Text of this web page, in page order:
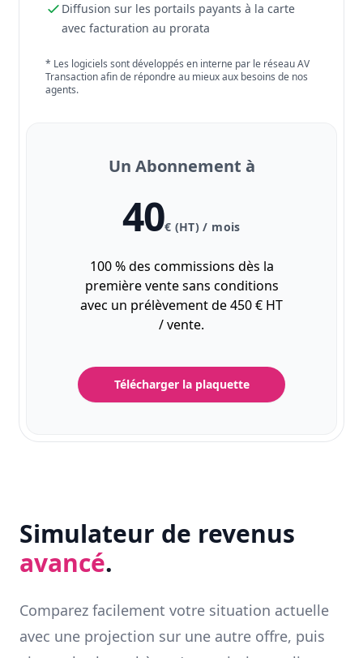
Diffusion sur les portails payants à la carte
avec facturation au prorata
* Les logiciels sont développés en interne par le réseau AV
Transaction afin de répondre au mieux aux besoins de nos
agents.
Un Abonnement à
40€ (HT) / mois
100 % des commissions dès la
première vente sans conditions
avec un prélèvement de 450 € HT
/ vente.
Télécharger la plaquette
Simulateur de revenus
avancé.
Comparez facilement votre situation actuelle
avec une projection sur une autre offre, puis